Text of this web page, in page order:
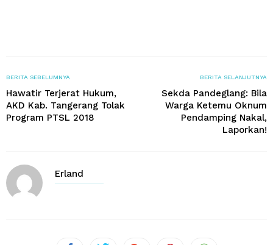
BERITA SEBELUMNYA
Hawatir Terjerat Hukum,
AKD Kab. Tangerang Tolak
Program PTSL 2018
BERITA SELANJUTNYA
Sekda Pandeglang: Bila
Warga Ketemu Oknum
Pendamping Nakal,
Laporkan!
Erland